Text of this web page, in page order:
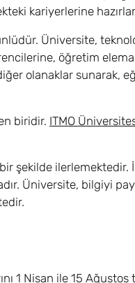
kariyerlerine
Üniversite,
öğretim
olanaklar sunarak,
biridir. ITMO
şekilde ilerlemektedir.
Üniversite, bilgiyi
1 Nisan ile 15 Ağustos